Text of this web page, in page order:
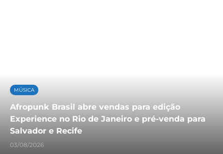
MÚSICA
Afropunk Brasil abre vendas para edição
Experience no Rio de Janeiro e pré-venda para
Salvador e Recife
03/08/2026